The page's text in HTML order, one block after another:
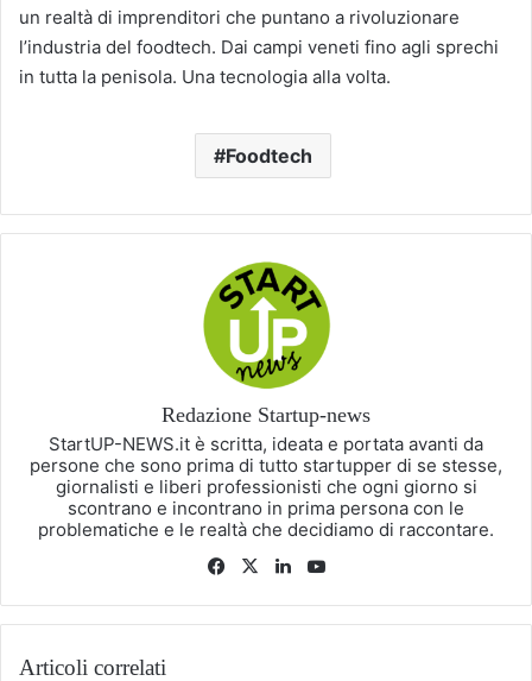
un realtà di imprenditori che puntano a rivoluzionare
l’industria del foodtech. Dai campi veneti fino agli sprechi
in tutta la penisola. Una tecnologia alla volta.
Foodtech
Redazione Startup-news
StartUP-NEWS.it è scritta, ideata e portata avanti da
persone che sono prima di tutto startupper di se stesse,
giornalisti e liberi professionisti che ogni giorno si
scontrano e incontrano in prima persona con le
problematiche e le realtà che decidiamo di raccontare.
Facebook
X LinkedIn
Articoli correlati